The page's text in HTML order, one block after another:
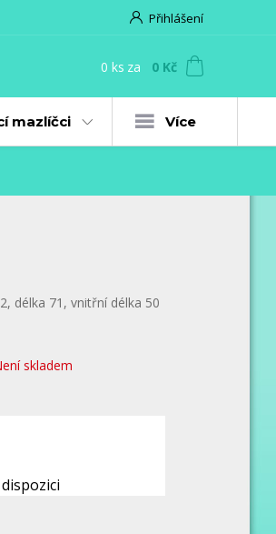
Přihlášení
0 ks za 0 Kč
mazlíčci Více
délka 71, vnitřní délka 50
skladem